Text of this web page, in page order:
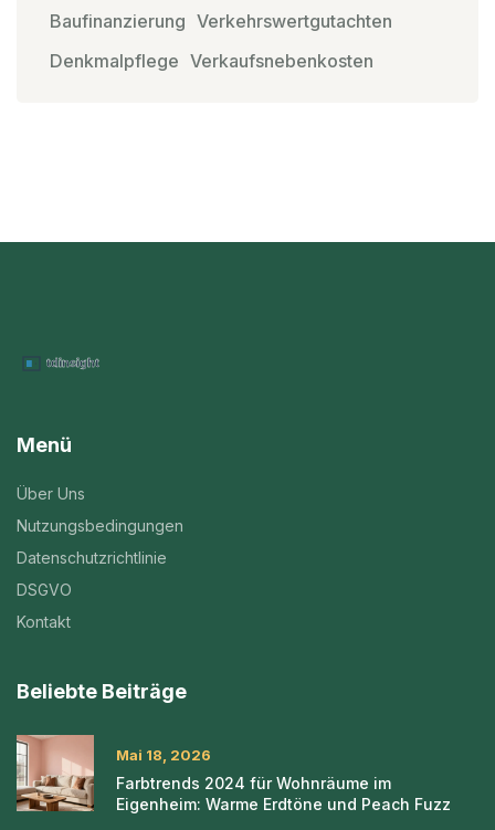
Baufinanzierung Verkehrswertgutachten
Denkmalpflege Verkaufsnebenkosten
Menü
Über Uns
Nutzungsbedingungen
Datenschutzrichtlinie
DSGVO
Kontakt
Beliebte Beiträge
Mai 18, 2026
Farbtrends 2024 für Wohnräume im
Eigenheim: Warme Erdtöne und Peach Fuzz